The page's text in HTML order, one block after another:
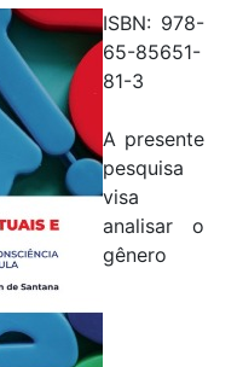
ISBN: 978-
65-85651-
81-3
A presente
pesquisa
visa
analisar o
gênero